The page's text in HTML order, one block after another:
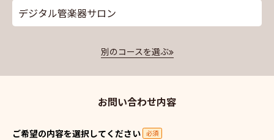
デジタル管楽器サロン
別のコースを選ぶ
お問い合わせ内容
ご希望の内容を選択してください 必須